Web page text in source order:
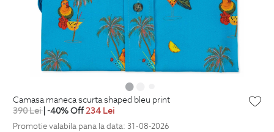
camasa maneca scurta shaped bleu print
390Lei| -40% Off234 Lei
Promotie valabila pana la data: 31-08-2026